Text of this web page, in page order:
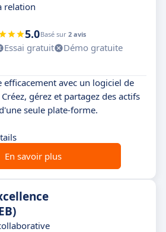
relation
5.0Basé sur 2 avis
Essai gratuit
Démo gratuite
efficacement avec un logiciel de
gérez et partagez des actifs
seule plate-forme.
En savoir plus